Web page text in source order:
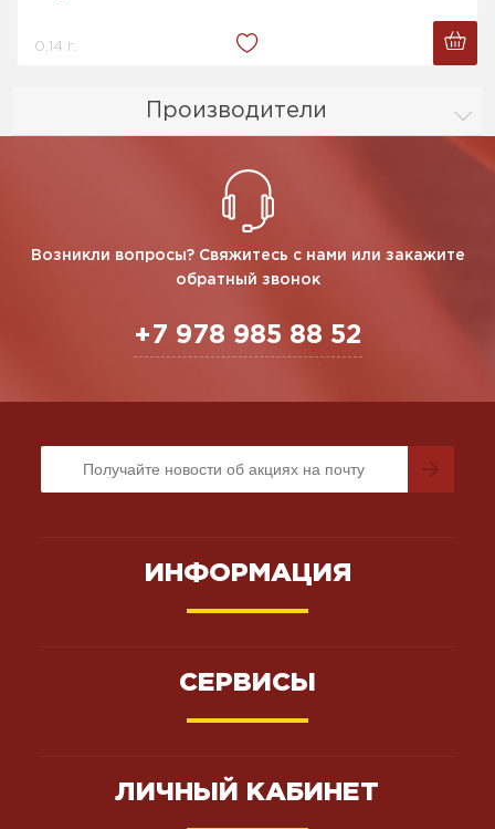
Производители
0.14 г.
Возникли вопросы? Свяжитесь с нами или закажите
обратный звонок
+7 978 985 88 52
ИНФОРМАЦИЯ
СЕРВИСЫ
ЛИЧНЫЙ КАБИНЕТ